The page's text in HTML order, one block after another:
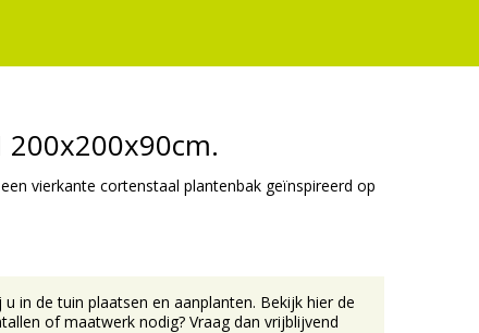
vierkante cortenstaal plantenbak geïnspireerd op
in de tuin plaatsen en aanplanten. Bekijk hier de
of maatwerk nodig? Vraag dan vrijblijvend